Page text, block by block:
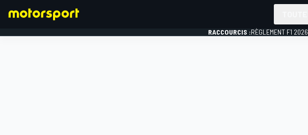
RACCOURCIS :RÈGLEMENT F1 2026